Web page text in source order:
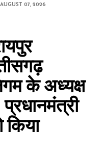
AUGUST 07, 2026
के अध्यक्ष
किया